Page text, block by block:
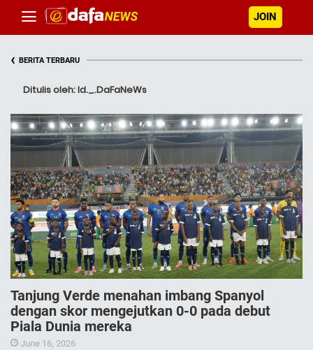
JOIN
‹ BERITA TERBARU
Ditulis oleh: Id._.DaFaNeWs
Tanjung Verde menahan imbang Spanyol
dengan skor mengejutkan 0-0 pada debut
Piala Dunia mereka
June 16, 2026